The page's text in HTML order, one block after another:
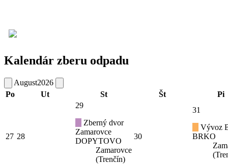
Kalendár zberu odpadu
August2026
Po
Ut St Št Pi
27 28
29
Zberný dvor
Zamarovce
DOPYTOVO
Zamarovce
(Trenčín)
30
31
Vývoz
BRKO